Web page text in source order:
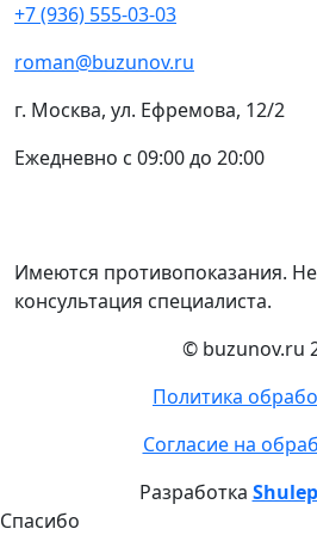
+7 (936) 555-03-03
roman@buzunov.ru
г. Москва, ул. Ефремова, 12/2
Ежедневно с 09:00 до 20:00
Имеются противопоказания.
консультация специалиста.
© buzunov.ru
Политика
Согласие на
Разработка
Спасибо